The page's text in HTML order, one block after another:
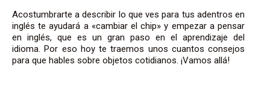
Acostumbrarte a describir lo que ves para tus adentros en
inglés te ayudará a «cambiar el chip» y empezar a pensar
en inglés, que es un gran paso en el aprendizaje del
idioma. Por eso hoy te traemos unos cuantos consejos
para que hables sobre objetos cotidianos. ¡Vamos allá!